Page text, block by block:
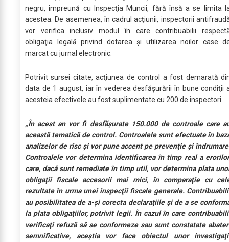
negru, împreună cu Inspecţia Muncii, fără însă a se limita
acestea. De asemenea, în cadrul acţiunii, inspectorii
vor verifica inclusiv modul în care contribuabilii
obligaţia legală privind dotarea şi utilizarea noilor case
marcat cu jurnal electronic.
Potrivit sursei citate, acţiunea de control a fost demarată
data de 1 august, iar în vederea desfăşurării în bune condiţii
acesteia efectivele au fost suplimentate cu 200 de inspectori.
„În acest an vor fi desfăşurate 150.000 de controale care
această tematică de control. Controalele sunt efectuate în
analizelor de risc şi vor pune accent pe prevenţie şi
Controalele vor determina identificarea în timp real a
care, dacă sunt remediate în timp util, vor determina plata
obligaţii fiscale accesorii mai mici, în comparaţie cu
rezultate în urma unei inspecţii fiscale generale.
au posibilitatea de a-şi corecta declaraţiile şi de a se
la plata obligaţiilor, potrivit legii. În cazul în care
verificaţi refuză să se conformeze sau sunt constatate
semnificative, aceştia vor face obiectul unor